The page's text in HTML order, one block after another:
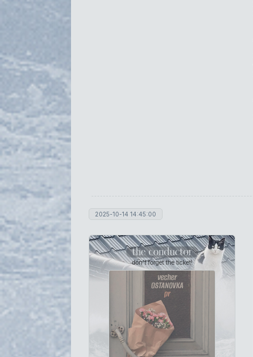
2025-10-14 14:45:00
the conductor
don't forget the ticket!